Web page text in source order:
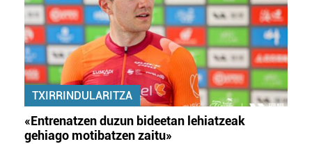
TXIRRINDULARITZA
«Entrenatzen duzun bideetan lehiatzeak
gehiago motibatzen zaitu»